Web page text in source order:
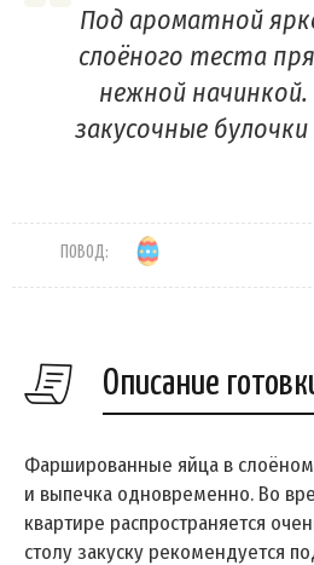
Под ароматной
слоёного теста
нежной
закусочные
ПОВОД:
Описание
Фаршированные яйца в слоёном
и выпечка одновременно. Во
квартире распространяется
столу закуску рекомендуется